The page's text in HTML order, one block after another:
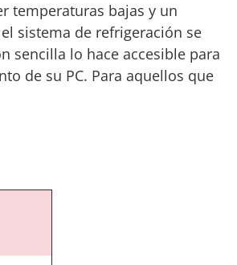
temperaturas bajas y un
sistema de refrigeración se
sencilla lo hace accesible para
de su PC. Para aquellos que